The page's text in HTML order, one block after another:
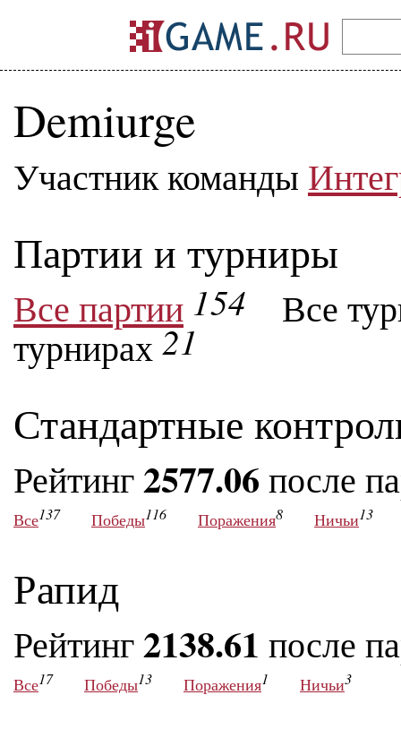
Demiurge
Участник команды
Партии и турниры
Все партии 154
Все
турнирах21
Стандартные
Рейтинг2577.06 после
Все137 Победы116 Поражения8 Ничьи13
Рапид
Рейтинг2138.61 после
Все17 Победы13 Поражения1 Ничьи3